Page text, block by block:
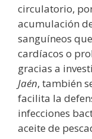
circulatorio,
acumulación
sanguíneos
cardíacos o
gracias a
Jaén, también
facilita la
infecciones
aceite de